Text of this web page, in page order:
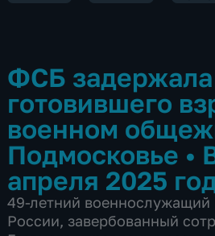
ФСБ задержала
готовившего
военном
Подмосковье •
апреля 2025
49-летний
России, завербованный